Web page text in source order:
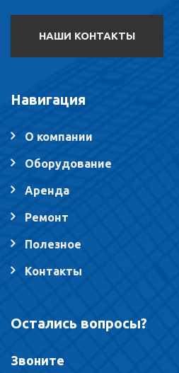
НАШИ КОНТАКТЫ
Навигация
О компании
Оборудование
Аренда
Ремонт
Полезное
Контакты
Остались вопросы?
Звоните